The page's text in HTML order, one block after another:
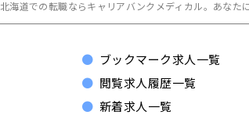
北海道での転職ならキャリアバンクメディカル。 あなた
ブックマーク求人一覧
閲覧求人履歴一覧
新着求人一覧